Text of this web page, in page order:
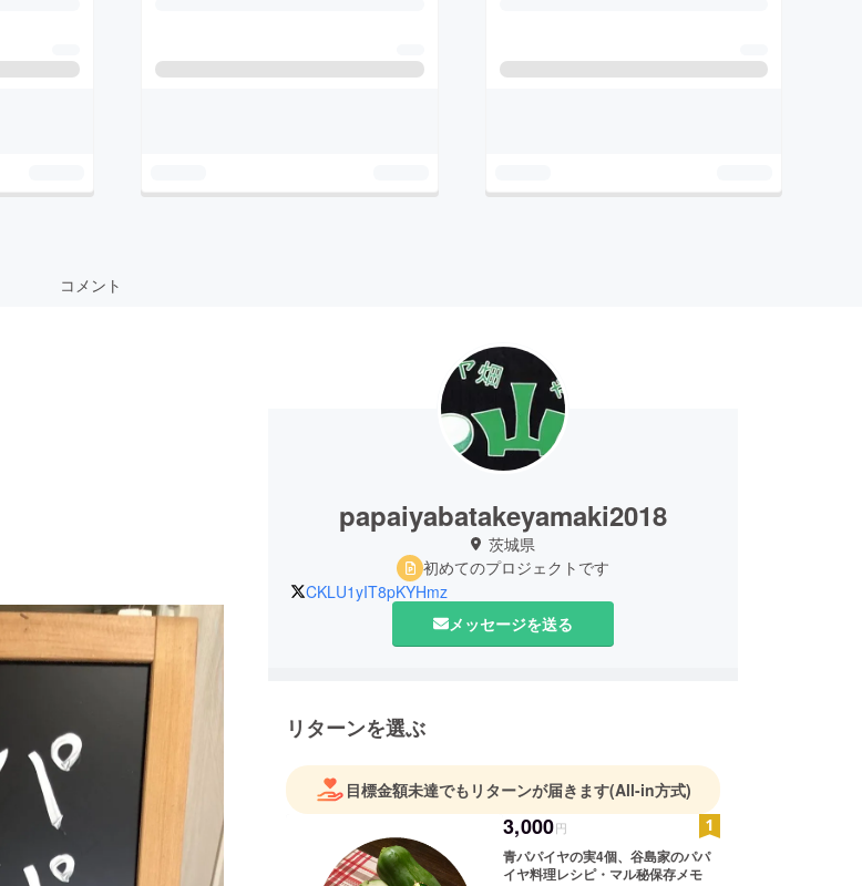
コメント
papaiyabatakeyamaki2018
茨城県
初めてのプロジェクトです
CKLU1yIT8pKYHmz
メッセージを送る
リターンを選ぶ
目標金額未達でもリターンが届きます(All-in方式)
3,000円
青パパイヤの実4個、谷島家のパパ
イヤ料理レシピ・マル秘保存メモ